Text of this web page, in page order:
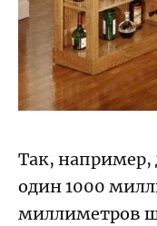
Так, например,
один 1000
миллиметров